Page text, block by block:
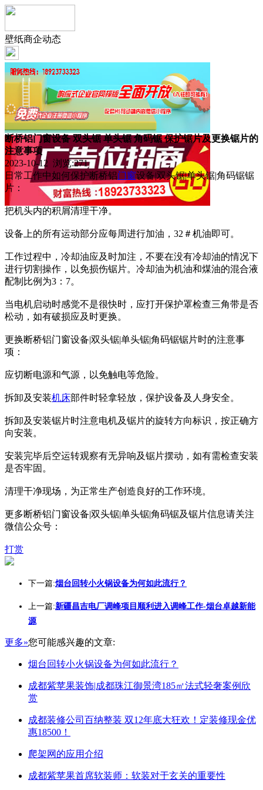
壁纸商企动态
断桥铝门窗设备 双头锯 单头锯 角码锯 保护锯片及更换锯片的
注意事项
2023-10-12 浏览:271
日常工作中如何保护断桥铝门窗设备|双头锯|单头锯|角码锯锯
片：
把机头内的积屑清理干净。
设备上的所有运动部分应每周进行加油，32＃机油即可。
工作过程中，冷却油应及时加注，不要在没有冷却油的情况下
进行切割操作，以免损伤锯片。冷却油为机油和煤油的混合液
配制比例为3：7。
当电机启动时感觉不是很快时，应打开保护罩检查三角带是否
松动，如有破损应及时更换。
更换断桥铝门窗设备|双头锯|单头锯|角码锯锯片时的注意事
项：
应切断电源和气源，以免触电等危险。
拆卸及安装机床部件时轻拿轻放，保护设备及人身安全。
拆卸及安装锯片时注意电机及锯片的旋转方向标识，按正确方
向安装。
安装完毕后空运转观察有无异响及锯片摆动，如有需检查安装
是否牢固。
清理干净现场，为正常生产创造良好的工作环境。
更多断桥铝门窗设备|双头锯|单头锯|角码锯及锯片信息请关注
微信公众号：
打赏
下一篇:烟台回转小火锅设备为何如此流行？
上一篇:新疆昌吉电厂调峰项目顺利进入调峰工作-烟台卓越新能
源
更多»您可能感兴趣的文章:
烟台回转小火锅设备为何如此流行？
成都紫苹果装饰|成都珠江御景湾185㎡法式轻奢案例欣
赏
成都装修公司百纳整装 双12年底大狂欢！定装修现金优
惠18500！
爬架网的应用介绍
成都紫苹果首席软装师：软装对于玄关的重要性